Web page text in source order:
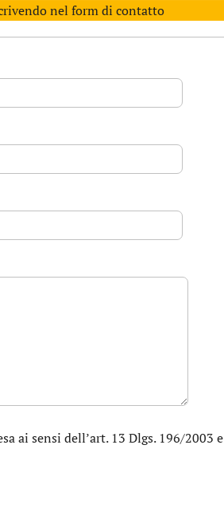
nel form di contatto
ai sensi dell’art. 13 Dlgs. 196/2003 e